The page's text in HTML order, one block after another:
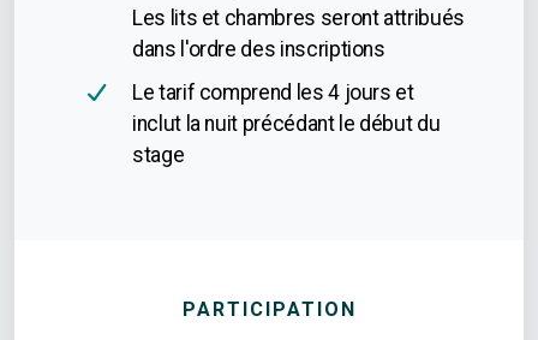
Les lits et chambres seront attribués
dans l'ordre des inscriptions
Le tarif comprend les 4 jours et
inclut la nuit précédant le début du
stage
PARTICIPATION